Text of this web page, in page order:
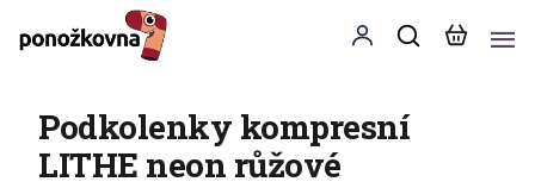
Podkolenky kompresní
LITHE neon růžové